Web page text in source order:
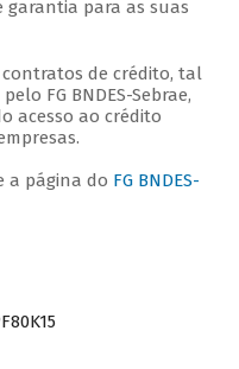
garantia para as suas
de crédito, tal
FG BNDES-Sebrae,
acesso ao crédito
a página do FG BNDES-